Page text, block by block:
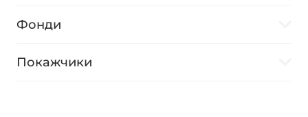
Фонди
Покажчики